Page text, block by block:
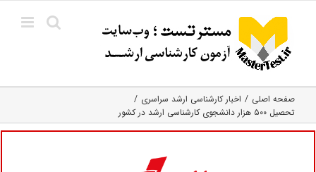
content
صفحه اصلی
اخبار کارشناسی ارشد سراسری
تحصیل ۵۰۰ هزار دانشجوی کارشناسی ارشد در کشور